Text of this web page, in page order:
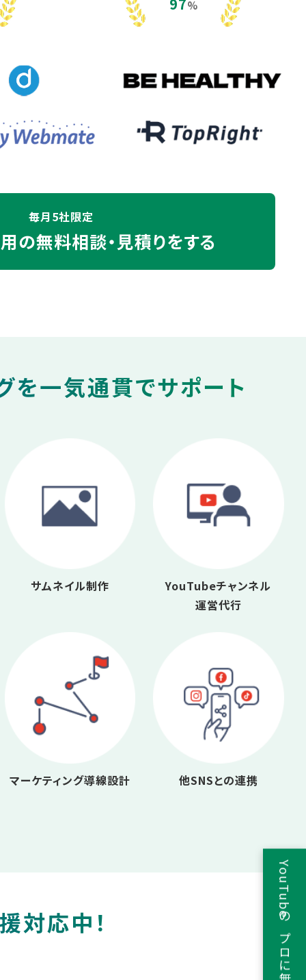
%
毎月5社限定
の無料相談・見積りをする
一気通貫でサポート
サムネイル制作
YouTubeチャンネル
運営代行
マーケティング導線設計 他SNSとの連携
対応中！ YouTubeのプロに無料相談